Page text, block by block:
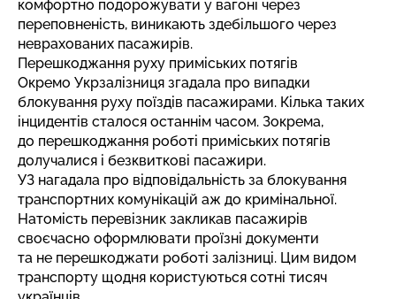
комфортно подорожувати у вагоні через
переповненість, виникають здебільшого через
неврахованих пасажирів.
Перешкоджання руху приміських потягів
Окремо Укрзалізниця згадала про випадки
блокування руху поїздів пасажирами. Кілька таких
інцидентів сталося останнім часом. Зокрема,
до перешкоджання роботі приміських потягів
долучалися і безквиткові пасажири.
УЗ нагадала про відповідальність за блокування
транспортних комунікацій аж до кримінальної.
Натомість перевізник закликав пасажирів
своєчасно оформлювати проїзні документи
та не перешкоджати роботі залізниці. Цим видом
транспорту щодня користуються сотні тисяч